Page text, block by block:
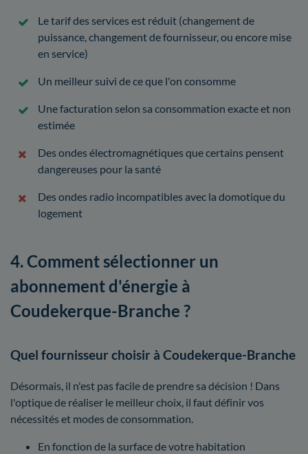
Le tarif des services est réduit (changement de
puissance, changement de fournisseur, ou encore mise
en service)
Un meilleur suivi de ce que l'on consomme
Une facturation selon sa consommation exacte et non
estimée
Des ondes électromagnétiques que certains pensent
dangereuses pour la santé
Des ondes radio incompatibles avec la domotique du
logement
4. Comment sélectionner un
abonnement d'énergie à
Coudekerque-Branche ?
Quel fournisseur choisir à Coudekerque-Branche
Désormais, il n'est pas facile de prendre sa décision ! Dans
l'optique de réaliser le meilleur choix, il faut définir vos
nécessités et modes de consommation.
En fonction de la surface de votre habitation